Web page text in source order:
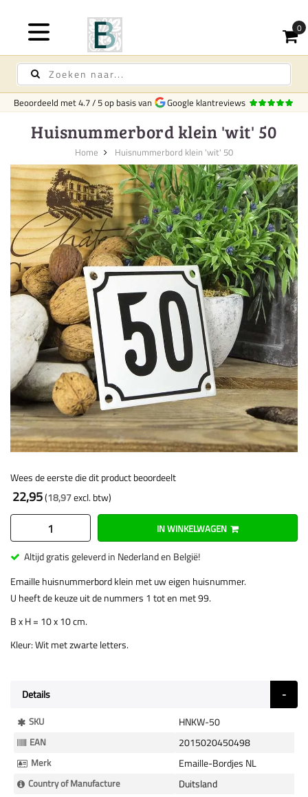
Beoordeeld met4.7/5op basis van Google klantreviews
Huisnummerbord klein 'wit' 50
Home Huisnummerbord klein 'wit' 50
Wees de eerste die dit product beoordeelt
22,95 18,97
IN WINKELWAGEN
Altijd gratis geleverd in Nederland en België!
Emaille huisnummerbord klein met uw eigen huisnummer.
U heeft de keuze uit de nummers 1 tot en met 99.
B x H = 10 x 10 cm.
Kleur: Wit met zwarte letters.
Details
Meer
Informatie
SKU HNKW-50
EAN 2015020450498
Merk Emaille-Bordjes NL
Country of Manufacture Duitsland